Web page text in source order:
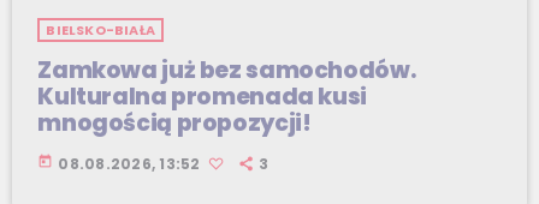
BIELSKO-BIAŁA
Zamkowa już bez samochodów.
Kulturalna promenada kusi
mnogością propozycji!
today 08.08.2026, 13:52 3